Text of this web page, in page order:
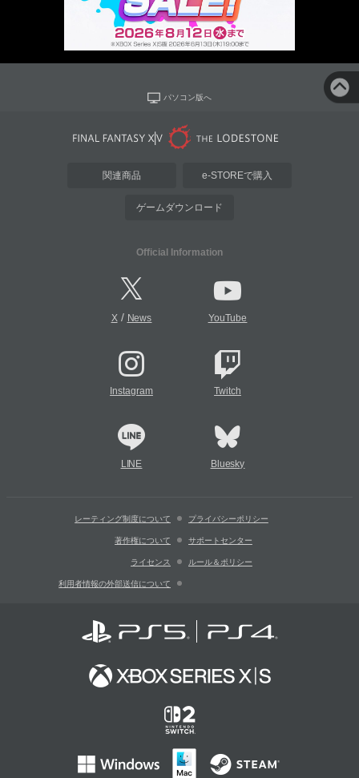
パソコン版へ
関連商品 e-STOREで購入
ゲームダウンロード
Official Information
X/ News YouTube
Instagram Twitch
LINE Bluesky
レーティング制度について プライバシーポリシー
著作権について サポートセンター
ライセンス ルール＆ポリシー
利用者情報の外部送信について